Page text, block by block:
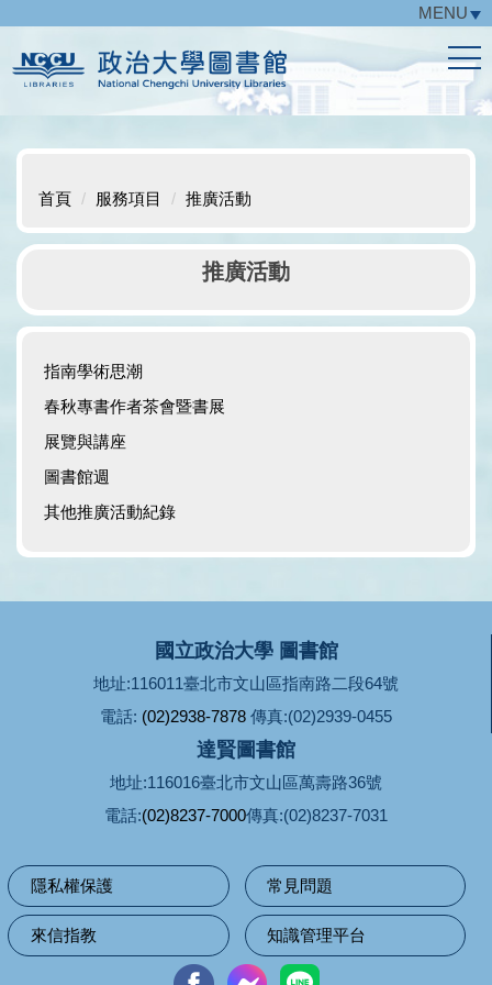
主
要
區
MENU
首頁 服務項目 推廣活動
推廣活動
指南學術思潮
春秋專書作者茶會暨書展
展覽與講座
圖書館週
其他推廣活動紀錄
國立政治大學 圖書館
地址:116011臺北市文山區指南路二段64號
電話: (02)2938-7878 傳真:(02)2939-0455
達賢圖書館
地址:116016臺北市文山區萬壽路36號
電話:(02)8237-7000傳真:(02)8237-7031
隱私權保護 常見問題
來信指教 知識管理平台